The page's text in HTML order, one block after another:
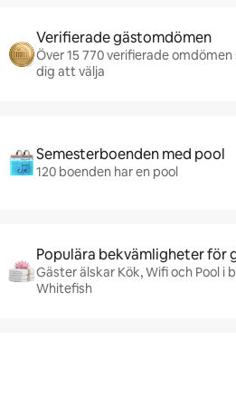
Verifierade gästomdömen
Över 15 770 verifierade
dig att välja
Semesterboenden med pool
120 boenden har en pool
Populära bekvämligheter för
Gäster älskar Kök, Wifi och Pool i
Whitefish